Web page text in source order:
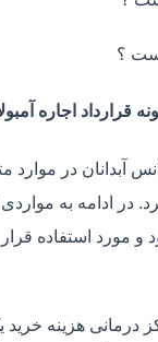
؟
قرارداد اجاره
آبدانان در موارد
در ادامه به
و مورد استفاده
هزینه خرید